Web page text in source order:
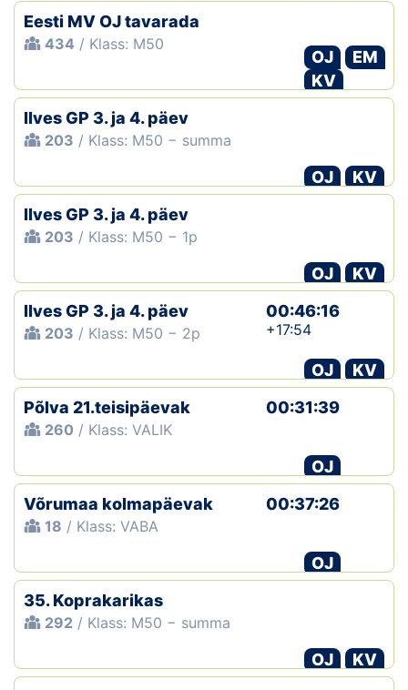
Eesti MV OJ tavarada
434 / Klass: M50
OJ
EM
KV
Ilves GP 3. ja 4. päev
203 / Klass: M50 − summa
OJ
KV
Ilves GP 3. ja 4. päev
203 / Klass: M50 − 1p
OJ
KV
Ilves GP 3. ja 4. päev
203 / Klass: M50 − 2p
00:46:16
+17:54
OJ
KV
Põlva 21.teisipäevak
260 / Klass: VALIK
00:31:39
OJ
Võrumaa kolmapäevak
18 / Klass: VABA
00:37:26
OJ
35. Koprakarikas
292 / Klass: M50 − summa
OJ
KV